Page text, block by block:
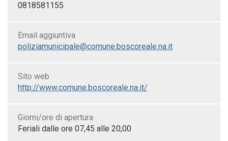
0818581155
Email aggiuntiva
poliziamunicipale@comune.boscoreale.na.it
Sito web
http://www.comune.boscoreale.na.it/
Giorni/ore di apertura
Feriali dalle ore 07,45 alle 20,00